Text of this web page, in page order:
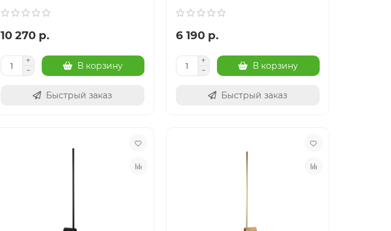
10 270 р.
В корзину
Быстрый заказ
6 190 р.
В корзину
Быстрый заказ